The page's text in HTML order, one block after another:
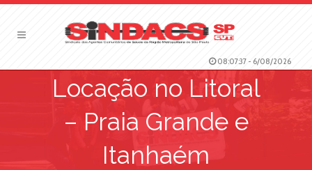
08:07:38 - 6/08/2026
Locação no Litoral
– Praia Grande e
Itanhaém